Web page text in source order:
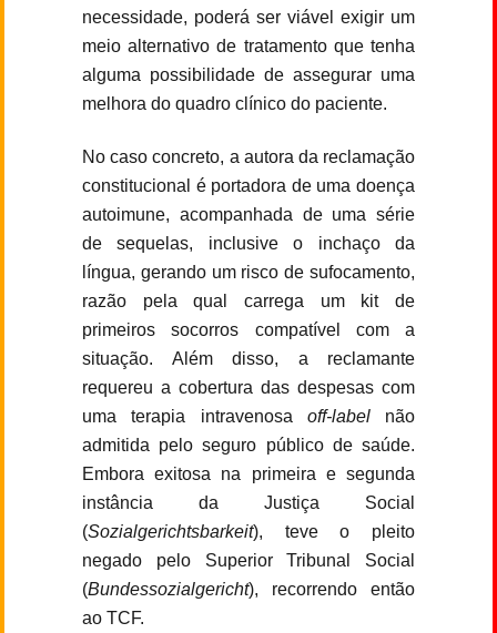
necessidade, poderá ser viável exigir um
meio alternativo de tratamento que tenha
alguma possibilidade de assegurar uma
melhora do quadro clínico do paciente.
No caso concreto, a autora da reclamação
constitucional é portadora de uma doença
autoimune, acompanhada de uma série
de sequelas, inclusive o inchaço da
língua, gerando um risco de sufocamento,
razão pela qual carrega um kit de
primeiros socorros compatível com a
situação. Além disso, a reclamante
requereu a cobertura das despesas com
uma terapia intravenosa off-labelnão
admitida pelo seguro público de saúde.
Embora exitosa na primeira e segunda
instância da Justiça Social
(Sozialgerichtsbarkeit), teve o pleito
negado pelo Superior Tribunal Social
(Bundessozialgericht), recorrendo então
ao TCF.